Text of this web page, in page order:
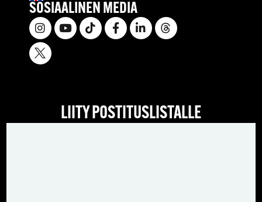
SOSIAALINEN MEDIA
LIITY POSTITUSLISTALLE